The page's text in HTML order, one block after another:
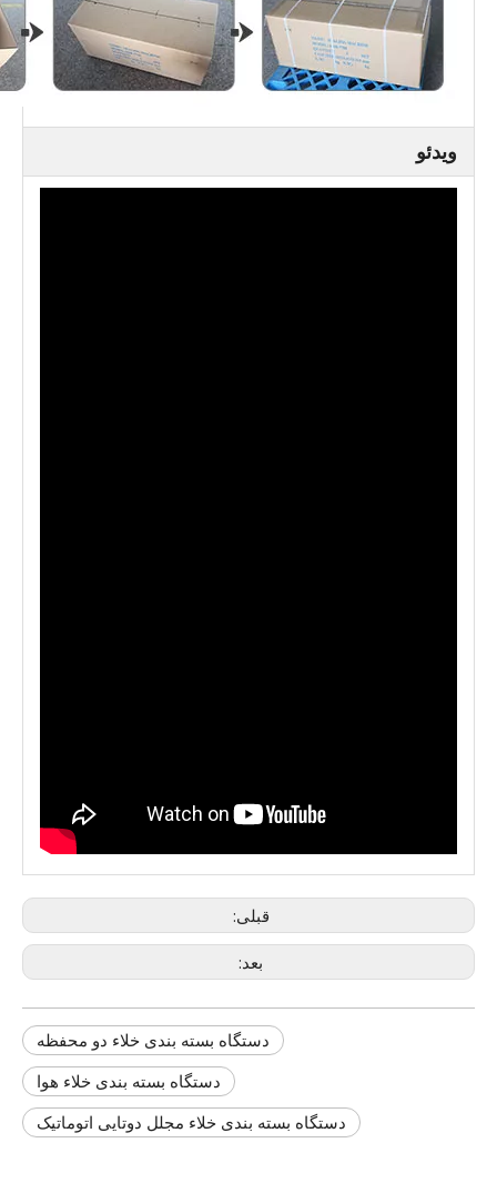
ویدئو
قبلی:
بعد:
دستگاه بسته بندی خلاء دو محفظه
دستگاه بسته بندی خلاء هوا
دستگاه بسته بندی خلاء مجلل دوتایی اتوماتیک